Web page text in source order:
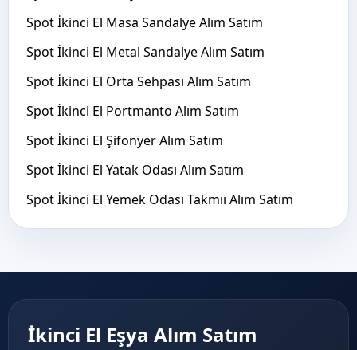
Spot İkinci El Masa Sandalye Alım Satım
Spot İkinci El Metal Sandalye Alım Satım
Spot İkinci El Orta Sehpası Alım Satım
Spot İkinci El Portmanto Alım Satım
Spot İkinci El Şifonyer Alım Satım
Spot İkinci El Yatak Odası Alım Satım
Spot İkinci El Yemek Odası Takmıı Alım Satım
İkinci El Eşya Alım Satım